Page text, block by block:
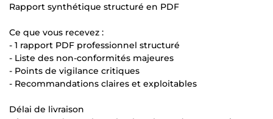
Rapport synthétique structuré en PDF
Ce que vous recevez :
- 1 rapport PDF professionnel structuré
- Liste des non-conformités majeures
- Points de vigilance critiques
- Recommandations claires et exploitables
Délai de livraison